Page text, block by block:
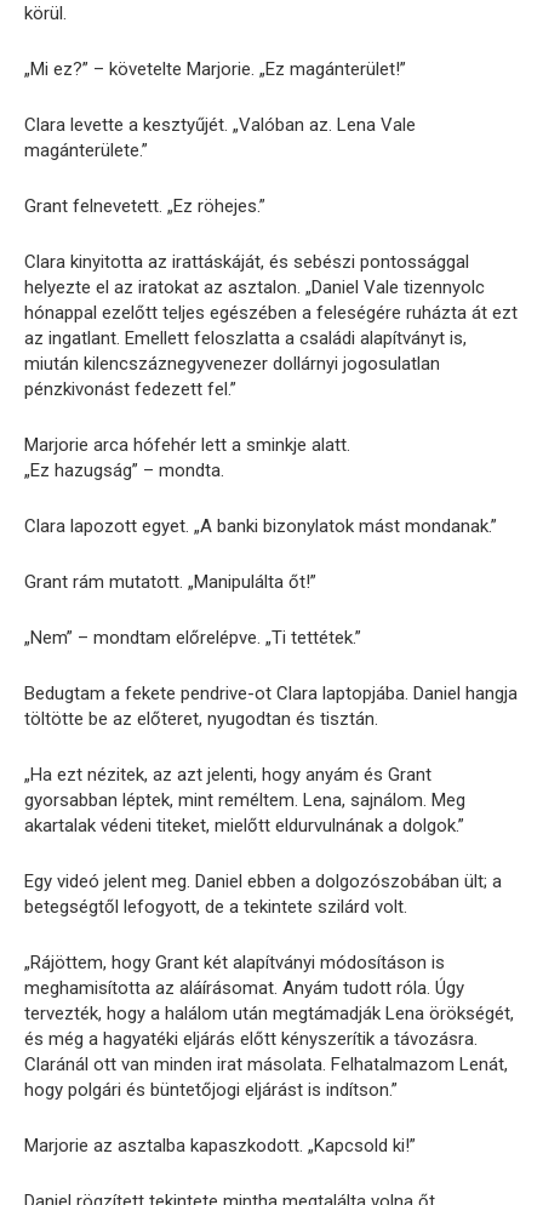
körül.
„Mi ez?” – követelte Marjorie. „Ez magánterület!”
Clara levette a kesztyűjét. „Valóban az. Lena Vale
magánterülete.”
Grant felnevetett. „Ez röhejes.”
Clara kinyitotta az irattáskáját, és sebészi pontossággal
helyezte el az iratokat az asztalon. „Daniel Vale tizennyolc
hónappal ezelőtt teljes egészében a feleségére ruházta át ezt
az ingatlant. Emellett feloszlatta a családi alapítványt is,
miután kilencszáznegyvenezer dollárnyi jogosulatlan
pénzkivonást fedezett fel.”
Marjorie arca hófehér lett a sminkje alatt.
„Ez hazugság” – mondta.
Clara lapozott egyet. „A banki bizonylatok mást mondanak.”
Grant rám mutatott. „Manipulálta őt!”
„Nem” – mondtam előrelépve. „Ti tettétek.”
Bedugtam a fekete pendrive-ot Clara laptopjába. Daniel hangja
töltötte be az előteret, nyugodtan és tisztán.
„Ha ezt nézitek, az azt jelenti, hogy anyám és Grant
gyorsabban léptek, mint reméltem. Lena, sajnálom. Meg
akartalak védeni titeket, mielőtt eldurvulnának a dolgok.”
Egy videó jelent meg. Daniel ebben a dolgozószobában ült; a
betegségtől lefogyott, de a tekintete szilárd volt.
„Rájöttem, hogy Grant két alapítványi módosításon is
meghamisította az aláírásomat. Anyám tudott róla. Úgy
tervezték, hogy a halálom után megtámadják Lena örökségét,
és még a hagyatéki eljárás előtt kényszerítik a távozásra.
Claránál ott van minden irat másolata. Felhatalmazom Lenát,
hogy polgári és büntetőjogi eljárást is indítson.”
Marjorie az asztalba kapaszkodott. „Kapcsold ki!”